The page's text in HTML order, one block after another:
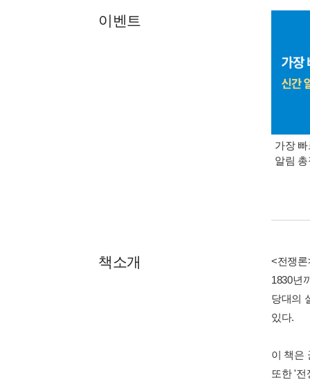
이벤트
가장
알림
책소개
<전쟁론
1830년
당대의
있다.
이 책은
또한 '전